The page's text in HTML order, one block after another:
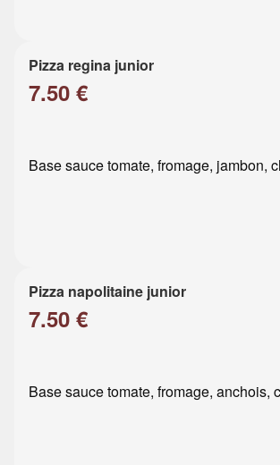
Pizza regina junior
7.50 €
Base sauce tomate, fromage, jambon,
Pizza napolitaine junior
7.50 €
Base sauce tomate, fromage, anchois,